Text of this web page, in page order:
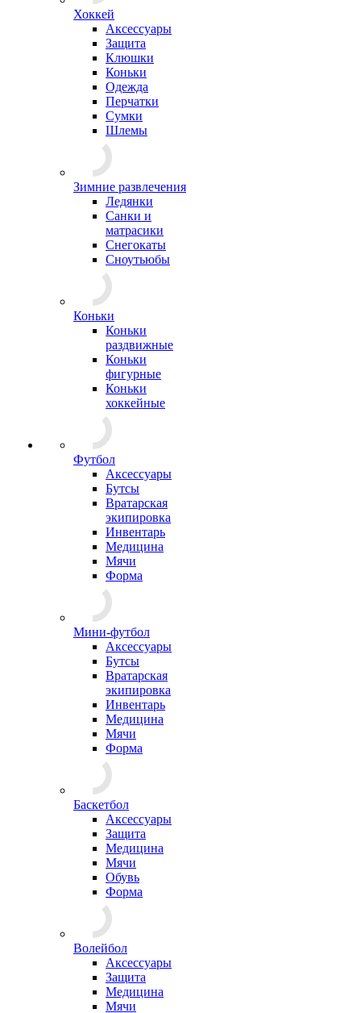
Хоккей
Аксессуары
Защита
Клюшки
Коньки
Одежда
Перчатки
Сумки
Шлемы
Зимние развлечения
Ледянки
Санки и
матрасики
Снегокаты
Сноутьюбы
Коньки
Коньки
раздвижные
Коньки
фигурные
Коньки
хоккейные
Футбол
Аксессуары
Бутсы
Вратарская
экипировка
Инвентарь
Медицина
Мячи
Форма
Мини-футбол
Аксессуары
Бутсы
Вратарская
экипировка
Инвентарь
Медицина
Мячи
Форма
Баскетбол
Аксессуары
Защита
Медицина
Мячи
Обувь
Форма
Волейбол
Аксессуары
Защита
Медицина
Мячи